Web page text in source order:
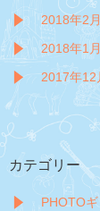
2018年2月
2018年1月
2017年12
カテゴリー
PHOTO